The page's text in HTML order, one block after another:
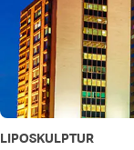
LIPOSKULPTUR